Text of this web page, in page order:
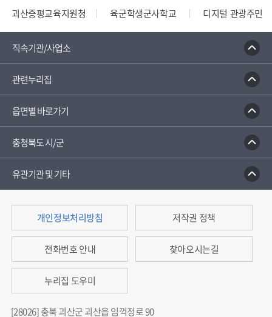
괴산증평교육지원청 육군학생군사학교
디지털 관광주민증
직속기관/사업소
관련누리집
읍면별 바로가기
충청북도 시/군
유관기관 및 기타
개인정보처리방침 저작권 정책
전화번호 안내 찾아오시는길
누리집 도우미
[28026] 충북 괴산군 괴산읍 임꺽정로 90